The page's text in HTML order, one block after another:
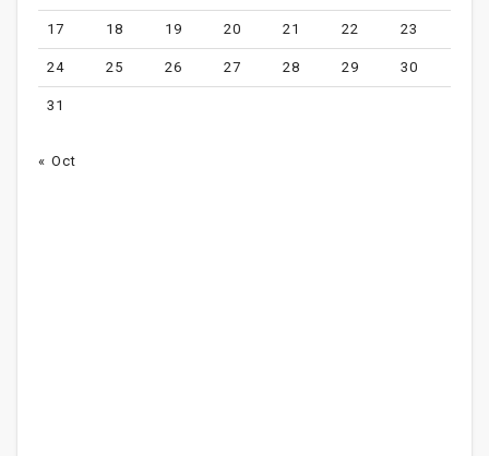
17 18 19 20 21 22 23
24 25 26 27 28 29 30
31
« Oct